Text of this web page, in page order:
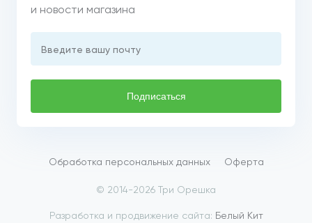
и новости магазина
Введите вашу почту
Подписаться
© 2014-2026 Три Орешка
Обработка персональных данных Оферта
Разработка и продвижение сайта: Белый Кит